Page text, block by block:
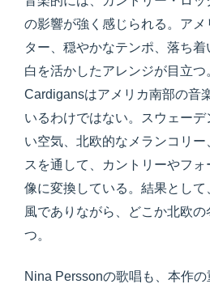
の影響が強く感じられる。ア
ター、穏やかなテンポ、落ち
白を活かしたアレンジが目立
Cardigansはアメリカ南部の音
いるわけではない。スウェー
い空気、北欧的なメランコリ
スを通して、カントリーやフ
像に変換している。結果とし
風でありながら、どこか北欧
つ。
Nina Perssonの歌唱も、本作